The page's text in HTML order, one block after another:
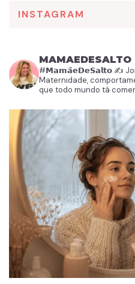
INSTAGRAM
MAMAEDESALTO
#𝗠𝗮𝗺𝗮̃𝗲𝗗𝗲𝗦𝗮𝗹𝘁𝗼 ✍️
Maternidade,
que todo mundo tá